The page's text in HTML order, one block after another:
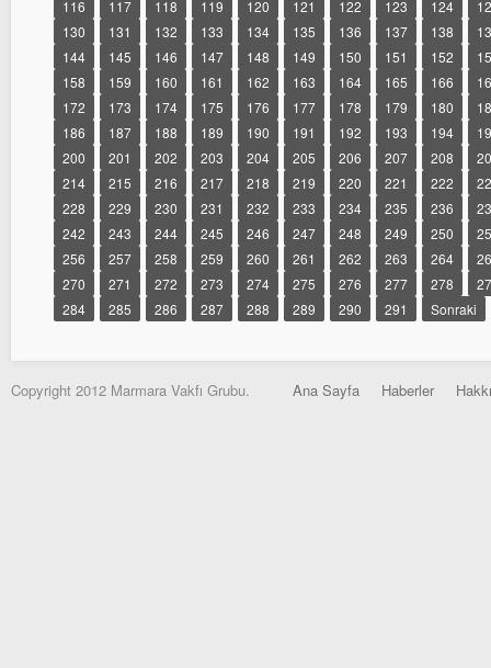
116
117 118 119 120 121 122 123 124
130
131 132 133 134 135 136 137 138
144
145 146 147 148 149 150 151 152
158
159 160 161 162 163 164 165 166
172
173 174 175 176 177 178 179 180
186
187 188 189 190 191 192 193 194
200
201 202 203 204 205 206 207 208
214
215 216 217 218 219 220 221 222
228
229 230 231 232 233 234 235 236
242
243 244 245 246 247 248 249 250
256
257 258 259 260 261 262 263 264
270
271 272 273 274 275 276 277 278
284
285 286 287 288 289 290 291 Sonraki
Copyright 2012 Marmara Vakfı Grubu. Ana Sayfa Haberler